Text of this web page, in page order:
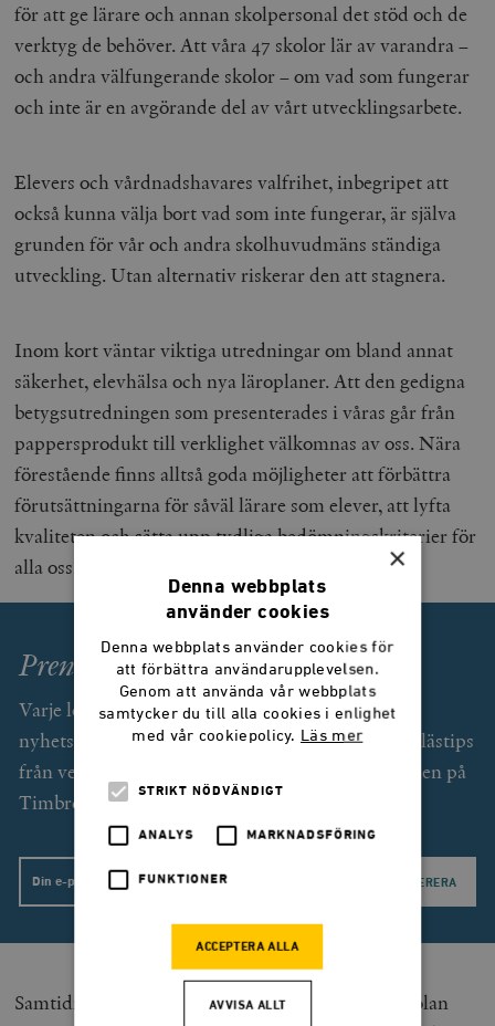
för att ge lärare och annan skolpersonal det stöd och de
verktyg de behöver. Att våra 47 skolor lär av varandra –
och andra välfungerande skolor – om vad som fungerar
och inte är en avgörande del av vårt utvecklingsarbete.
Elevers och vårdnadshavares valfrihet, inbegripet att
också kunna välja bort vad som inte fungerar, är själva
grunden för vår och andra skolhuvudmäns ständiga
utveckling. Utan alternativ riskerar den att stagnera.
Inom kort väntar viktiga utredningar om bland annat
säkerhet, elevhälsa och nya läroplaner. Att den gedigna
betygsutredningen som presenterades i våras går från
pappersprodukt till verklighet välkomnas av oss. Nära
förestående finns alltså goda möjligheter att förbättra
förutsättningarna för såväl lärare som elever, att lyfta
kvaliteten och sätta upp tydliga bedömningskriterier för
alla oss huvudmän inom skolan.
Prenumerera på Smedjan!
Varje lördag får du som prenumerant (gratis) ett
nyhetsbrev med exklusiv text av Svend Dahl och lästips
från veckan som gått. Dessutom unika erbjudanden på
Timbro förlags utgivning.
Email
Samtidigt måste denna reformering av svensk skolan
×
Denna webbplats
använder cookies
Denna webbplats använder cookies för
att förbättra användarupplevelsen.
Genom att använda vår webbplats
samtycker du till alla cookies i enlighet
med vår cookiepolicy. Läs mer
STRIKT NÖDVÄNDIGT
ANALYS MARKNADSFÖRING
FUNKTIONER
ACCEPTERA ALLA
AVVISA ALLT